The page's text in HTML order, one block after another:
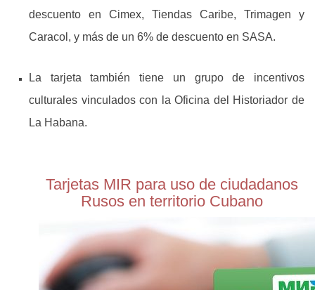
descuento en Cimex, Tiendas Caribe, Trimagen y
Caracol, y más de un 6% de descuento en SASA.
La tarjeta también tiene un grupo de incentivos
culturales vinculados con la Oficina del Historiador de
La Habana.
Tarjetas MIR para uso de ciudadanos
Rusos en territorio Cubano